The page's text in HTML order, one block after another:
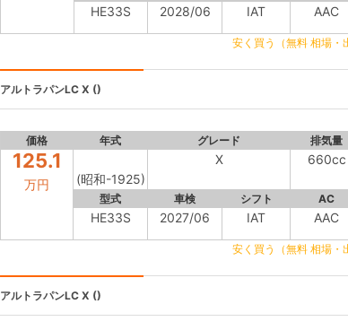
HE33S 2028/06 IAT AAC
安く買う（無料 相場・
アルトラパンLC X ()
価格 年式 グレード 排気量
125.1
万円 (昭和-1925)
X 660cc
型式 車検 シフト AC
HE33S 2027/06 IAT AAC
安く買う（無料 相場・
アルトラパンLC X ()